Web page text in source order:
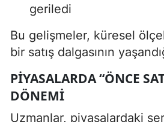
geriledi
Bu gelişmeler, küresel
bir satış dalgasının
PIYASALARDA “ÖNCE
DÖNEMI
Uzmanlar, piyasalardaki